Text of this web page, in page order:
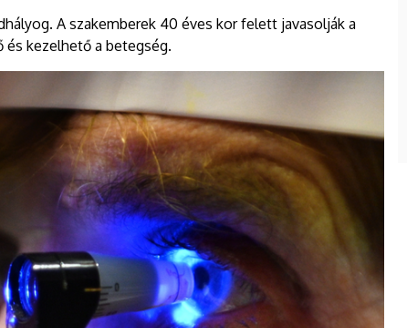
A szakemberek 40 éves kor felett javasolják a
kezelhető a betegség.